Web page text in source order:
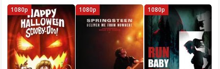
1080p 1080p 1080p